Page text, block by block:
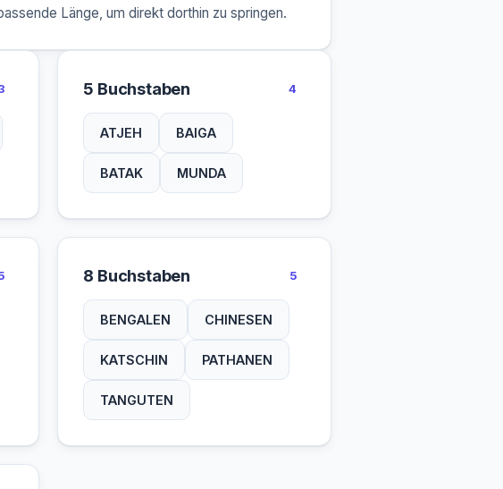
Länge, um direkt dorthin zu springen.
5 Buchstaben 4
ATJEH BAIGA
BATAK MUNDA
8 Buchstaben 5
BENGALEN CHINESEN
KATSCHIN PATHANEN
TANGUTEN